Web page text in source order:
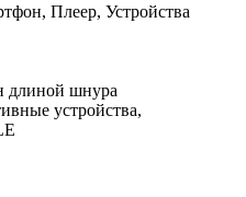
Плеер, Устройства
длиной шнура
устройства,